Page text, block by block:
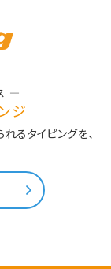
ジ
るタイピングを、